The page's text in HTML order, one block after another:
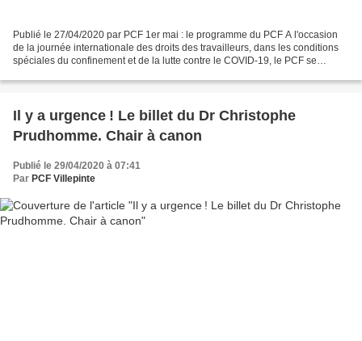
Publié le 27/04/2020 par PCF 1er mai : le programme du PCF A l'occasion
de la journée internationale des droits des travailleurs, dans les conditions
spéciales du confinement et de la lutte contre le COVID-19, le PCF se
Il y a urgence ! Le billet du Dr Christophe
Prudhomme. Chair à canon
Publié le 29/04/2020 à 07:41
Par PCF Villepinte